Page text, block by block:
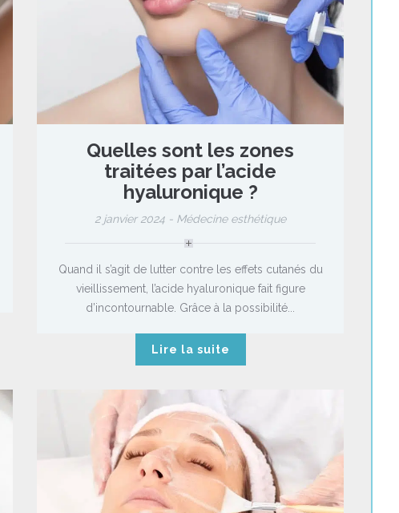
Quelles sont les zones
traitées par l’acide
hyaluronique ?
2 janvier 2024 - Médecine esthétique
Quand il s’agit de lutter contre les effets cutanés du
vieillissement, l’acide hyaluronique fait figure
d’incontournable. Grâce à la possibilité...
Lire la suite